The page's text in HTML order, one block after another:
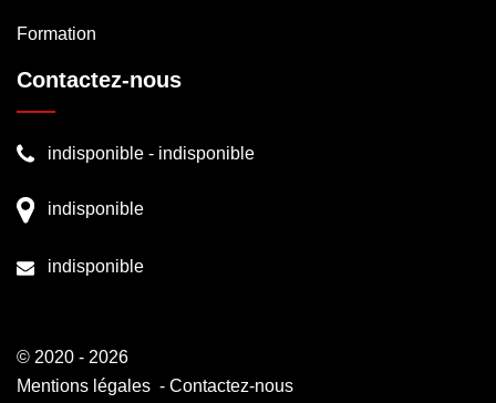
Formation
Contactez-nous
indisponible - indisponible
indisponible
indisponible
© 2020 - 2026
Mentions légales - Contactez-nous